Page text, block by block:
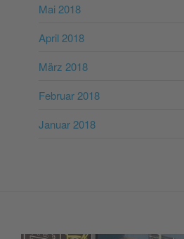
Mai 2018
April 2018
März 2018
Februar 2018
Januar 2018